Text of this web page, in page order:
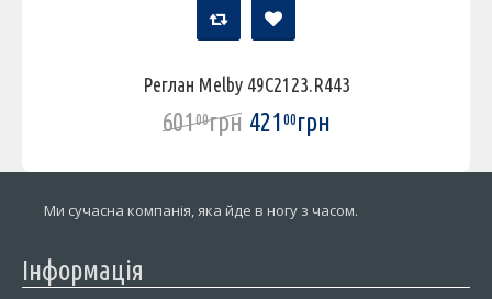
Реглан Melby 49C2123.R443
60100грн 42100грн
Ми сучасна компанія, яка йде в ногу з часом.
Інформація